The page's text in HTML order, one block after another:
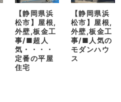
【静岡県浜
松市】屋根,
外壁,板金工
事/■超人
気・・・・
定番の平屋
住宅
【静岡県浜
松市】屋根,
外壁,板金工
事/■人気の
モダンハウ
ス